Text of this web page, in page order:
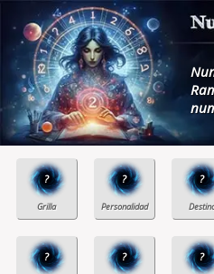
? ? ?
? ? ?